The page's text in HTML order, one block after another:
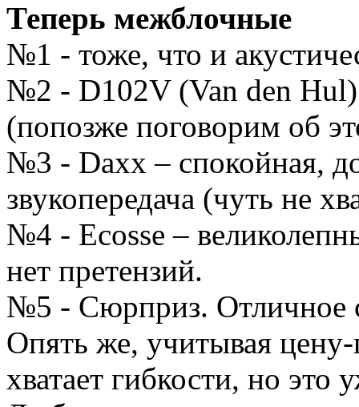
Теперь межблочные
№1 - тоже, что и
№2 - D102V (Van den Hul)
(попозже поговорим об
№3 - Daxx – спокойная,
звукопередача (чуть не
№4 - Ecosse –
нет претензий.
№5 - Сюрприз. Отличное
Опять же, учитывая
хватает гибкости, но это